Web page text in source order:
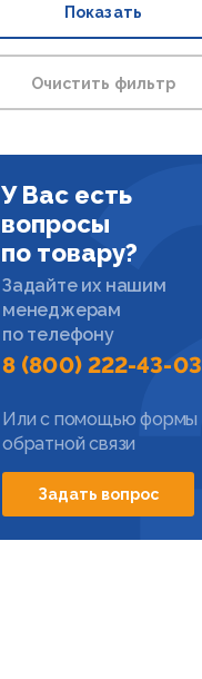
Показать
Очистить фильтр
У Вас есть
вопросы
по товару?
Задайте их нашим
менеджерам
по телефону
8 (800) 222-43-03
Или с помощью формы
обратной связи
Задать вопрос